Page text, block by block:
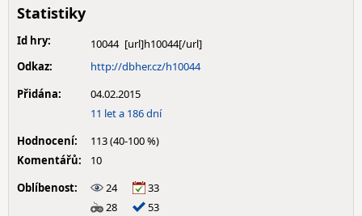
Statistiky
Id hry:
10044
Odkaz:
http://dbher.cz/h10044
Přidána:
04.02.2015
11 let a 186 dní
Hodnocení:
113 (40-100 %)
Komentářů:
10
Oblíbenost:
24
33
28
53